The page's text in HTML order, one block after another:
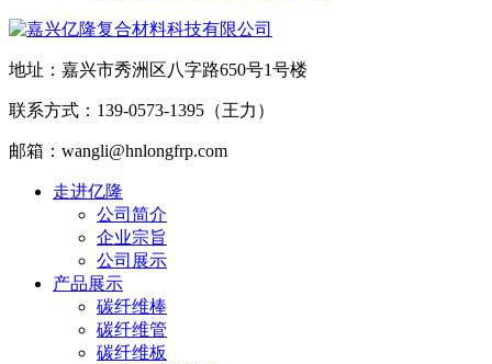
地址：嘉兴市秀洲区八字路650号1号楼
联系方式：139-0573-1395（王力）
邮箱：wangli@hnlongfrp.com
走进亿隆
公司简介
企业宗旨
公司展示
产品展示
碳纤维棒
碳纤维管
碳纤维板